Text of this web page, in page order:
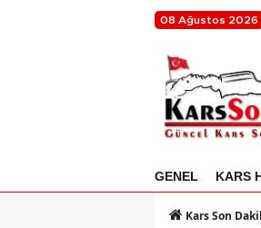
08 Ağustos 2026
GENEL KARS
Kars Son